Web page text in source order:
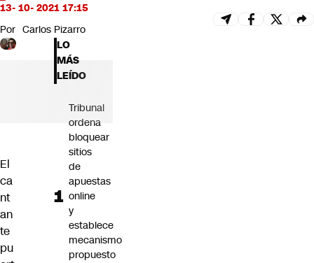
13- 10- 2021 17:15
Por Carlos Pizarro
El
ca
nt
an
te
pu
LO
MÁS
LEÍDO
Tribunal
ordena
bloquear
sitios
de
apuestas
online
y
establece
mecanismo
propuesto